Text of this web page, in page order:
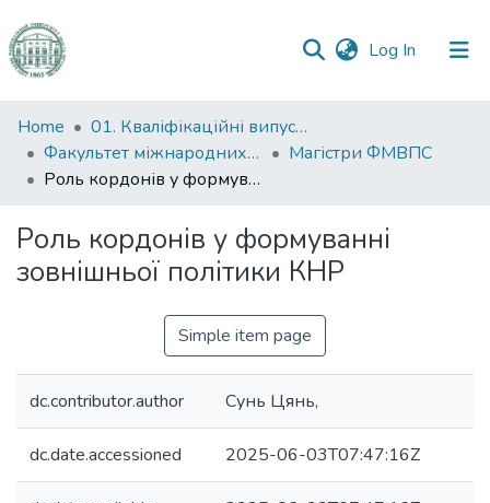
Log In (current)
Communities
&
Collections
Statistics
Home
01. Кваліфікаційні випускні роботи здобувачів вищої освіти
Факультет міжнародних відносин, політології та соціології
Магістри ФМВПС
Роль кордонів у формуванні зовнішньої політики КНР
Роль кордонів у формуванні
зовнішньої політики КНР
Simple item page
dc.contributor.author Сунь Цянь,
dc.date.accessioned 2025-06-03T07:47:16Z